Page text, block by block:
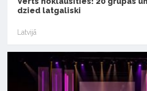
dzied latgaliski
Latvijā